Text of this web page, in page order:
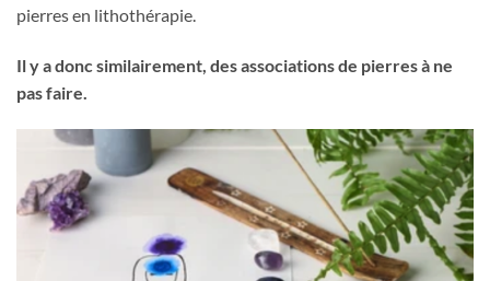
pierres en lithothérapie.
Il y a donc similairement, des associations de pierres à ne
pas faire.